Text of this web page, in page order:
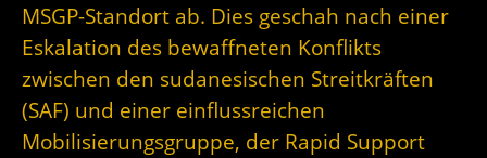
MSGP-Standort ab. Dies geschah nach einer
Eskalation des bewaffneten Konflikts
zwischen den sudanesischen Streitkräften
(SAF) und einer einflussreichen
Mobilisierungsgruppe, der Rapid Support